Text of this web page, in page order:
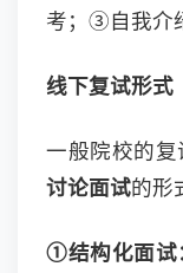
考；③自我介
线下复试形式
一般院校的
讨论面试的形
①结构化面试